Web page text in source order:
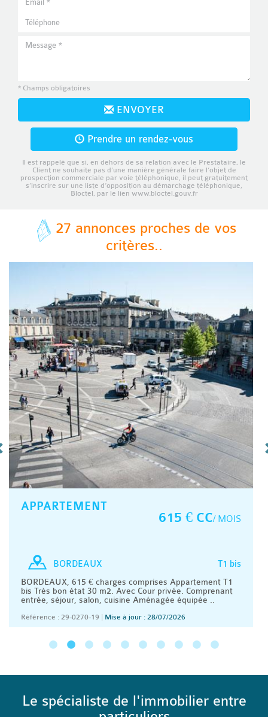
* Champs obligatoires
ENVOYER
Prendre un rendez-vous
Il est rappelé que si, en dehors de sa relation avec le Prestataire, le
Client ne souhaite pas d’une manière générale faire l’objet de
prospection commerciale par voie téléphonique, il peut gratuitement
s’inscrire sur une liste d’opposition au démarchage téléphonique,
Bloctel, par le lien www.bloctel.gouv.fr
27 annonces proches de vos
critères..
APPARTEMENT
615 € CC/ MOIS
T1 bis
BORDEAUX
BORDEAUX, 615 € charges comprises Appartement T1
bis Très bon état 30 m2. Avec Cour privée. Comprenant
entrée, séjour, salon, cuisine Aménagée équipée ..
Référence : 29-0270-19 Mise à jour : 28/07/2026
Le spécialiste de l'immobilier entre